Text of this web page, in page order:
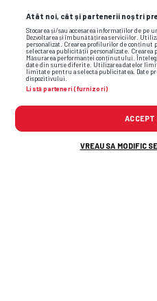
: Ebbe Moberg,
Atât noi, cât și partenerii noștri
Stocarea și/sau accesarea informațiilor de pe
Dezvoltarea și îmbunătățirea serviciilor.
personalizat. Crearea profilurilor de
selectarea publicității personalizate.
Măsurarea performanței conținutului.
date din surse diferite. Utilizarea datelor
limitate pentru a selecta publicitatea. Date
dispozitivului.
Listă parteneri (furnizori)
ACCEPT
VREAU SA MODIFIC